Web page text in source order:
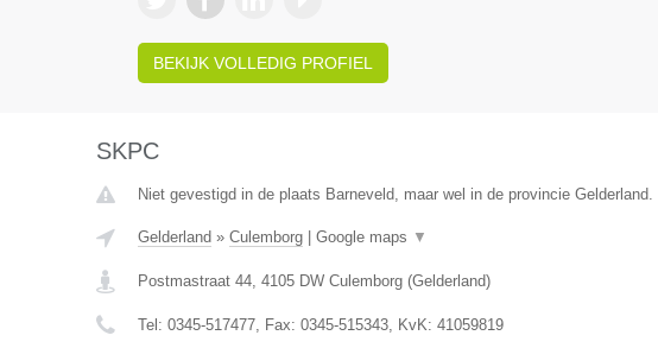
BEKIJK VOLLEDIG PROFIEL
SKPC
Niet gevestigd in de plaats Barneveld, maar wel in de provincie Gelderland.
Gelderland » Culemborg| Google maps ▼
Postmastraat 44, 4105 DW Culemborg(Gelderland)
Tel: 0345-517477, Fax: 0345-515343, KvK: 41059819